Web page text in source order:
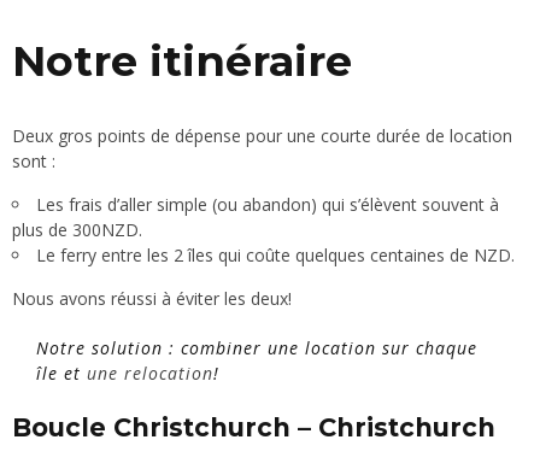
Notre itinéraire
Deux gros points de dépense pour une courte durée de location
sont :
Les frais d’aller simple (ou abandon) qui s’élèvent souvent à
plus de 300NZD.
Le ferry entre les 2 îles qui coûte quelques centaines de NZD.
Nous avons réussi à éviter les deux!
Notre solution : combiner une location sur chaque
île et une relocation!
Boucle Christchurch – Christchurch